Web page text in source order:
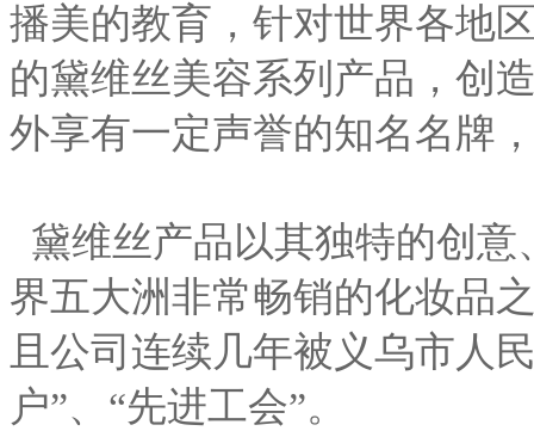
播美的教育，针对世界各地
的黛维丝美容系列产品，创
外享有一定声誉的知名名牌
黛维丝产品以其独特的创
界五大洲非常畅销的化妆品
且公司连续几年被义乌市人
户”、“先进工会”。